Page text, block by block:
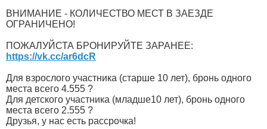
ВНИМАНИЕ - КОЛИЧЕСТВО МЕСТ В ЗАЕЗДЕ
ОГРАНИЧЕНО!
ПОЖАЛУЙСТА БРОНИРУЙТЕ ЗАРАНЕЕ:
https://vk.cc/ar6dcR
Для взрослого участника (старше 10 лет), бронь одного
места всего 4.555 ?
Для детского участника (младше10 лет), бронь одного
места всего 2.555 ?
Друзья, у нас есть рассрочка!